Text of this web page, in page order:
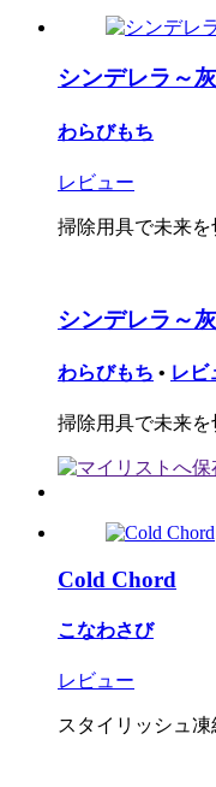
シンデレラ～
わらびもち
レビュー
掃除用具で未来を
シンデレラ～
わらびもち • レビ
掃除用具で未来を
Cold Chord
こなわさび
レビュー
スタイリッシュ凍